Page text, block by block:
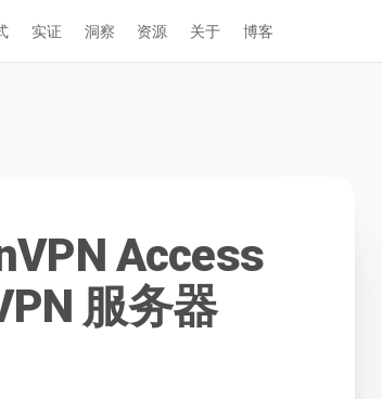
实证 洞察 资源 关于 博客
Access
服务器